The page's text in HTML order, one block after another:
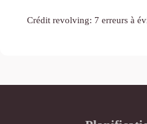
Crédit revolving: 7 erreurs à